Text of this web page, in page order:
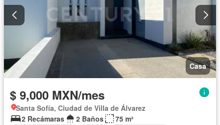
Casa
$ 9,000 MXN/mes
Santa Sofía, Ciudad de Villa de Álvarez
2 Recámaras
2 Baños
75 m²